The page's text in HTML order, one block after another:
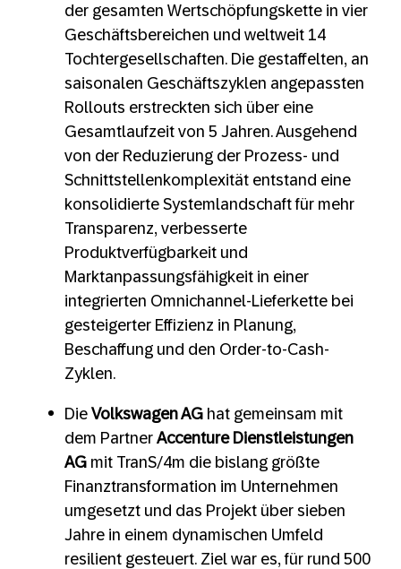
der gesamten Wertschöpfungskette in vier
Geschäftsbereichen und weltweit 14
Tochtergesellschaften. Die gestaffelten, an
saisonalen Geschäftszyklen angepassten
Rollouts erstreckten sich über eine
Gesamtlaufzeit von 5 Jahren. Ausgehend
von der Reduzierung der Prozess- und
Schnittstellenkomplexität entstand eine
konsolidierte Systemlandschaft für mehr
Transparenz, verbesserte
Produktverfügbarkeit und
Marktanpassungsfähigkeit in einer
integrierten Omnichannel-Lieferkette bei
gesteigerter Effizienz in Planung,
Beschaffung und den Order-to-Cash-
Zyklen.
Die Volkswagen AG hat gemeinsam mit
dem Partner Accenture Dienstleistungen
AG mit TranS/4m die bislang größte
Finanztransformation im Unternehmen
umgesetzt und das Projekt über sieben
Jahre in einem dynamischen Umfeld
resilient gesteuert. Ziel war es, für rund 500